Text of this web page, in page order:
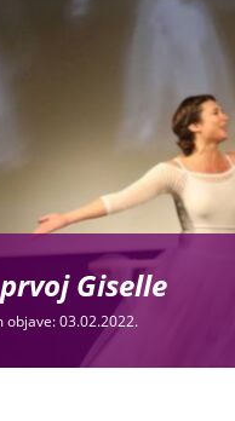
Giselle
objave: 03.02.2022.